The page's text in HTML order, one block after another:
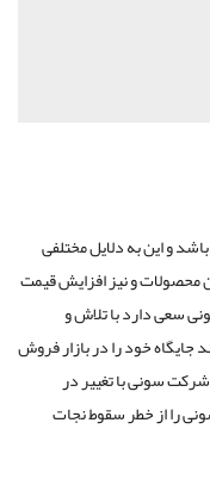
و این به دلایل مختلفی
محصولات و نیز افزایش قیمت
سعی دارد با تلاش و
جایگاه خود را در بازار فروش
سونی با تغییر در
را از خطر سقوط نجات